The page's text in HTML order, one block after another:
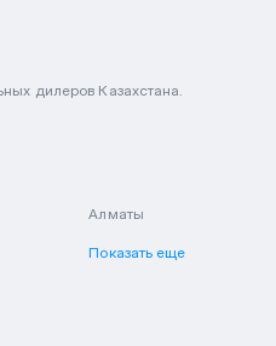
дилеров Казахстана.
Алматы
Показать еще